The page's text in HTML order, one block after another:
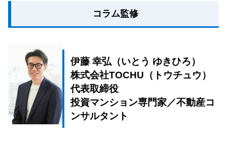
コラム監修
伊藤 幸弘（いとう ゆきひろ）
株式会社TOCHU（トウチュウ）
代表取締役
投資マンション専門家／不動産コ
ンサルタント